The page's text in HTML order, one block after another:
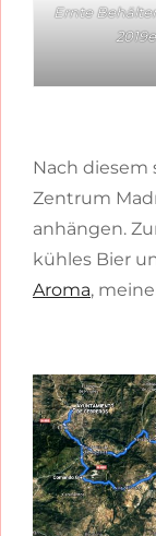
Ernte
Nach diesem
Zentrum
anhängen.
kühles Bier
Aroma,